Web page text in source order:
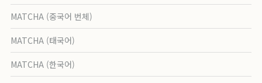
MATCHA (중국어 번체)
MATCHA (태국어)
MATCHA (한국어)